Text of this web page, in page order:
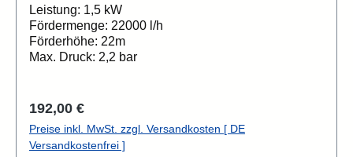
Leistung: 1,5 kW
Fördermenge: 22000 l/h
Förderhöhe: 22m
Max. Druck: 2,2 bar
Regulärer Preis:
192,00 €
Preise inkl. MwSt. zzgl. Versandkosten [ DE
Versandkostenfrei ]